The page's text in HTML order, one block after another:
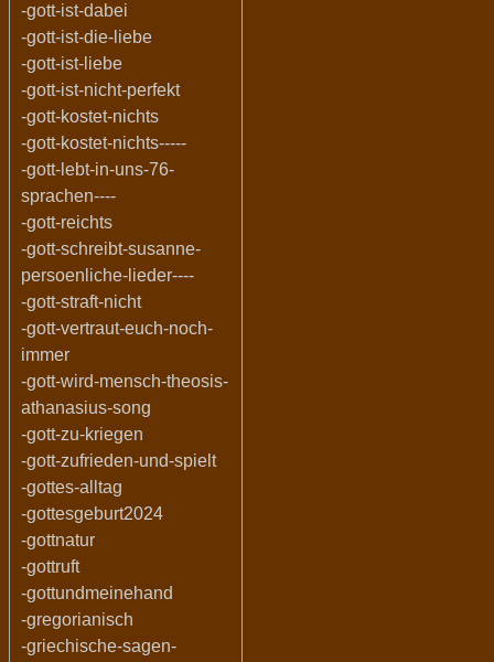
-gott-ist-dabei
-gott-ist-die-liebe
-gott-ist-liebe
-gott-ist-nicht-perfekt
-gott-kostet-nichts
-gott-kostet-nichts-----
-gott-lebt-in-uns-76-
sprachen----
-gott-reichts
-gott-schreibt-susanne-
persoenliche-lieder----
-gott-straft-nicht
-gott-vertraut-euch-noch-
immer
-gott-wird-mensch-theosis-
athanasius-song
-gott-zu-kriegen
-gott-zufrieden-und-spielt
-gottes-alltag
-gottesgeburt2024
-gottnatur
-gottruft
-gottundmeinehand
-gregorianisch
-griechische-sagen-